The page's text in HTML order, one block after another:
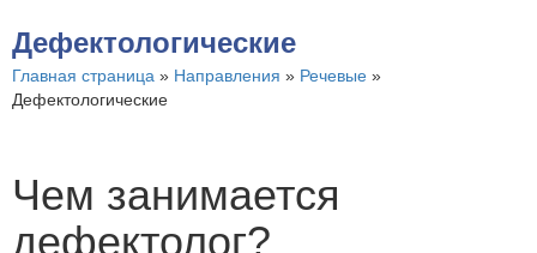
Дефектологические
Главная страница » Направления » Речевые »
Дефектологические
Чем занимается
дефектолог?